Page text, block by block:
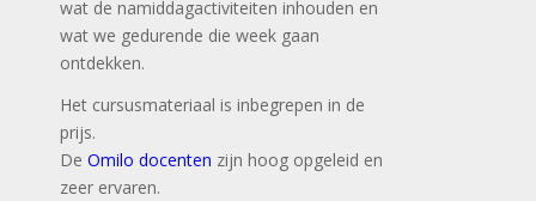
wat de namiddagactiviteiten inhouden en
wat we gedurende die week gaan
ontdekken.
Het cursusmateriaal is inbegrepen in de
prijs.
De Omilo docenten zijn hoog opgeleid en
zeer ervaren.